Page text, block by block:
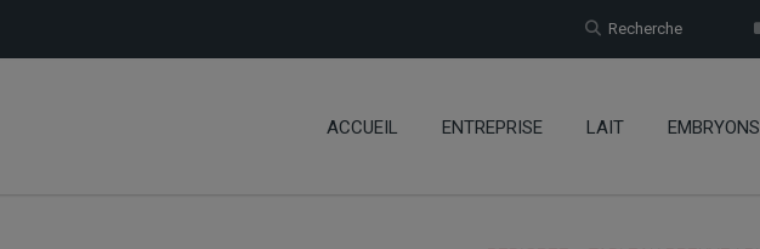
Recherche
ACCUEIL ENTREPRISE LAIT EMBRYONS